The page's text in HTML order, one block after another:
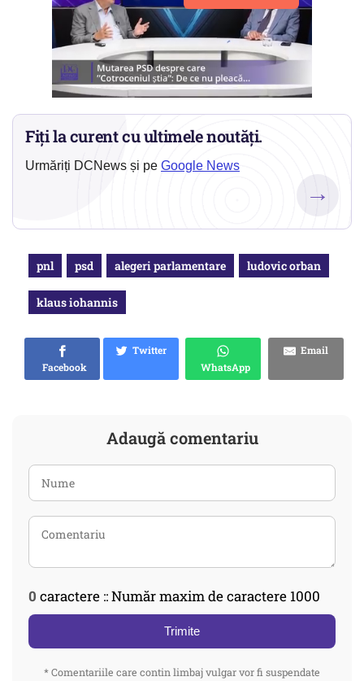
Fiți la curent cu ultimele noutăți.
Urmăriți DCNews și pe Google News
→
pnl psd alegeri parlamentare ludovic orban
klaus iohannis
Facebook
Twitter
WhatsApp
Email
Adaugă comentariu
0 caractere :: Număr maxim de caractere 1000
Trimite
* Comentariile care contin limbaj vulgar vor fi suspendate